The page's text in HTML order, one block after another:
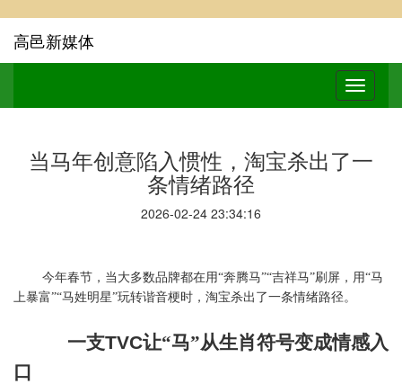
高邑新媒体
当马年创意陷入惯性，淘宝杀出了一
条情绪路径
2026-02-24 23:34:16
今年春节，当大多数品牌都在用“奔腾马”“吉祥马”刷屏，用“马
上暴富”“马姓明星”玩转谐音梗时，淘宝杀出了一条情绪路径。
一支TVC让“马”从生肖符号变成情感入
口